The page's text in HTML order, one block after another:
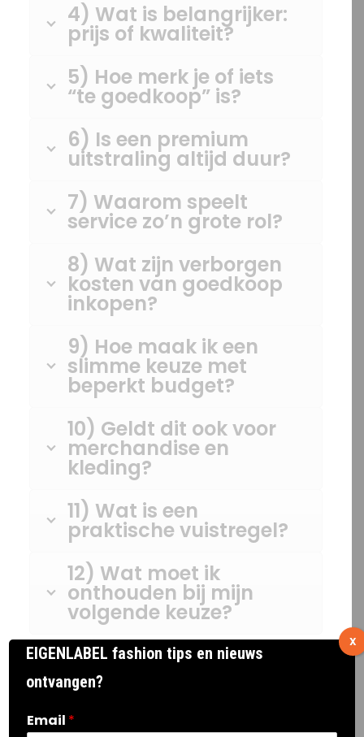
4) Wat is belangrijker:
prijs of kwaliteit?
5) Hoe merk je of iets
“te goedkoop” is?
6) Is een premium
uitstraling altijd duur?
7) Waarom speelt
service zo’n grote rol?
8) Wat zijn verborgen
kosten van goedkoop
inkopen?
9) Hoe maak ik een
slimme keuze met
beperkt budget?
10) Geldt dit ook voor
merchandise en
kleding?
11) Wat is een
praktische vuistregel?
12) Wat moet ik
onthouden bij mijn
volgende keuze?
EIGENLABEL fashion tips en nieuws
ontvangen?
Email *
X